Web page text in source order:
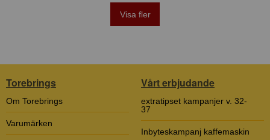
Visa fler
Torebrings
Om Torebrings
Varumärken
Vårt erbjudande
extratipset kampanjer v. 32-
37
Inbyteskampanj kaffemaskin